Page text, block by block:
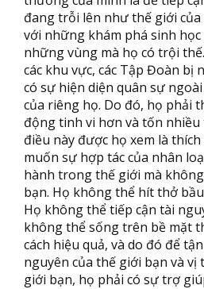
đang trỗi lên như thế giới của
với những khám phá sinh
những vùng mà họ có trội
các khu vực, các Tập Đoàn bị
có sự hiện diện quân sự
của riêng họ. Do đó, họ phải
động tinh vi hơn và tốn
điều này được họ xem là
muốn sự hợp tác của nhân
hành trong thế giới mà
bạn. Họ không thể hít thở
Họ không thể tiếp cận tài
không thể sống trên bề mặt
cách hiệu quả, và do đó để
nguyên của thế giới bạn và vị
giới bạn, họ phải có sự trợ